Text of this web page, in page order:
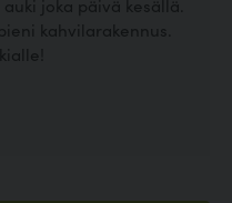
joka päivä kesällä.
kahvilarakennus.